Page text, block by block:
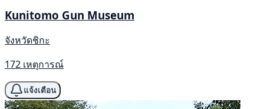
Kunitomo Gun Museum
จังหวัดชิกะ
172 เหตุการณ์
แจ้งเตือน